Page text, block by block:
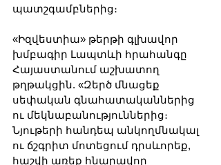
պատշգամբներից։
«Իզվեստիա» թերթի գլխավոր
խմբագիր Լապտևի հրահանգը
Հայաստանում աշխատող
թղթակցին. «Զերծ մնացեք
սեփական գնահատականներից
ու մեկնաբանություններից։
Նյութերի հանդեպ անկողմնակալ
ու ճշգրիտ մոտեցում դրսևորեք,
հաշվի առեք հնարավոր